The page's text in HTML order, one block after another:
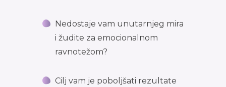
Nedostaje vam unutarnjeg mira
i žudite za emocionalnom
ravnotežom?
Cilj vam je poboljšati rezultate